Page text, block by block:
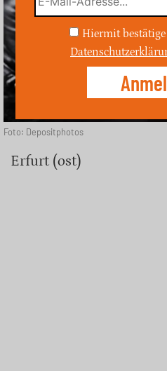
Foto: Depositphotos
Erfurt (ost)
Hiermit